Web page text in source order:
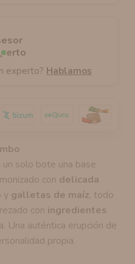
un solo bote una base
con delicada
y galletas de maíz, todo
con ingredientes
Una auténtica erupción de
propia.
experto? Hablamos